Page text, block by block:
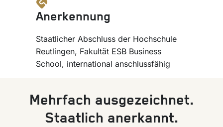
Anerkennung
Staatlicher Abschluss der Hochschule
Reutlingen, Fakultät ESB Business
School, international anschlussfähig
Mehrfach ausgezeichnet.
Staatlich anerkannt.